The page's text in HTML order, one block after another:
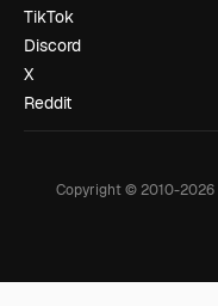
TikTok
Discord
X
Reddit
Copyright © 2010-2026